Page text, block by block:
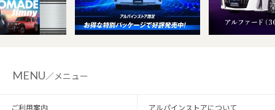
MENU／メニュー
ご利用案内 アルパインストアについて